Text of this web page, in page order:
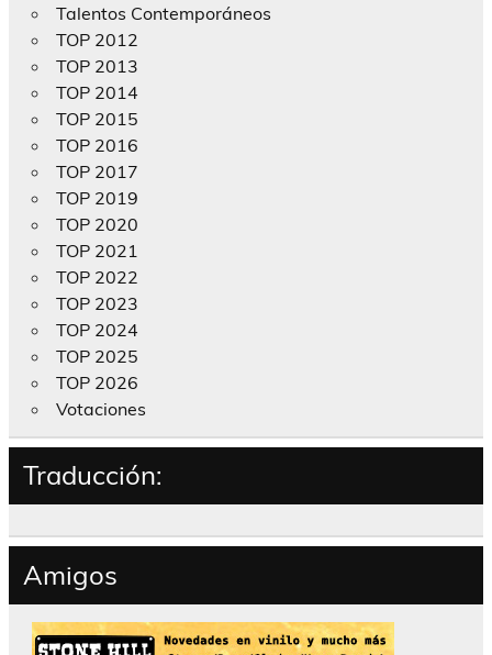
Talentos Contemporáneos
TOP 2012
TOP 2013
TOP 2014
TOP 2015
TOP 2016
TOP 2017
TOP 2019
TOP 2020
TOP 2021
TOP 2022
TOP 2023
TOP 2024
TOP 2025
TOP 2026
Votaciones
Traducción:
Amigos